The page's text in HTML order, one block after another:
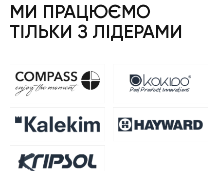
МИ ПРАЦЮЄМО
ТІЛЬКИ З ЛІДЕРАМИ